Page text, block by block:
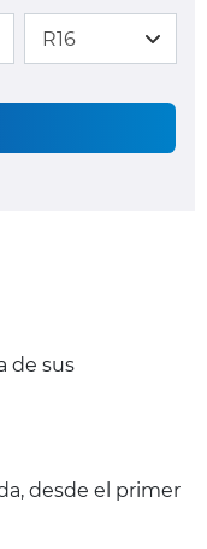
de sus
desde el primer